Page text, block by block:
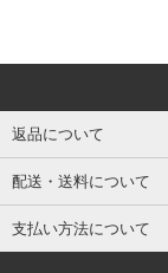
返品について
配送・送料について
支払い方法について